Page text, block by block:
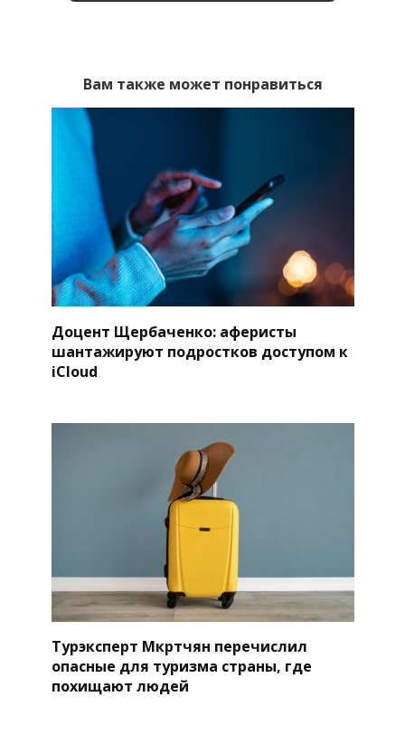
Вам также может понравиться
Доцент Щербаченко: аферисты
шантажируют подростков доступом к
iCloud
Турэксперт Мкртчян перечислил
опасные для туризма страны, где
похищают людей